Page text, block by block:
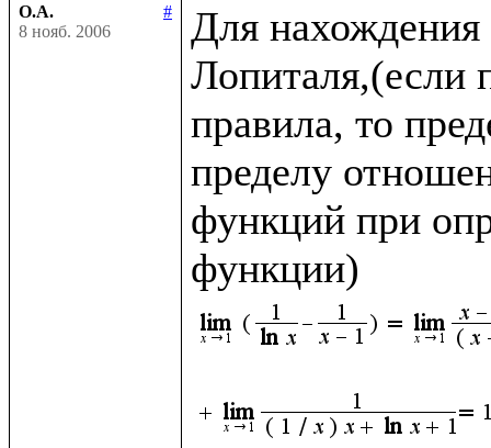
О.А.
#
8 нояб. 2006
Для нахождения
Лопиталя,(если
правила, то
пределу
функций при
функции)